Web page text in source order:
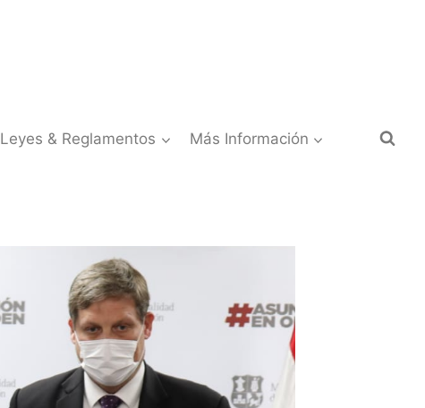
Leyes & Reglamentos Más Información